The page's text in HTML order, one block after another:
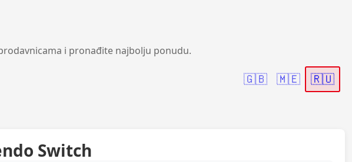
i pronađite najbolju ponudu.
🇬🇧 🇲🇪 🇷🇺
Switch